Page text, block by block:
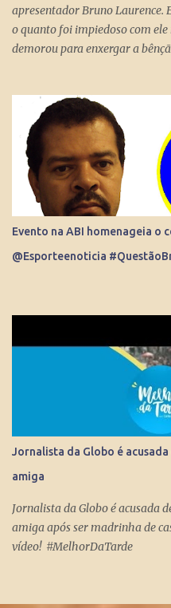
apresentador Bruno Laurence.
o quanto foi impiedoso com
demorou para enxergar a
pela regionalização do Globo
Grandes Momentos do Esporte
feitos. Bruno queria fugir da
basquete. Mas o jornalismo
inevitável. Talentoso, impôs
entrevistas. Sua cultura
diante de ídolos mundiais do
o pai saber, o que prova que
dos principais repórteres,
Evento na ABI homenageia o
@Esporteenoticia
Jornalista da Globo é
amiga
Jornalista da Globo é
amiga após ser madrinha de
vídeo! #MelhorDaTarde